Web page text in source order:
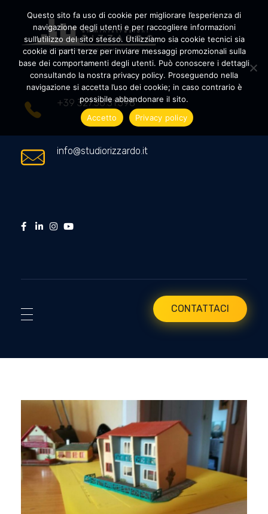
Amministrazioni Rizzardo
+39 327.36.31.598
info@studiorizzardo.it
CONTATTACI
Questo sito fa uso di cookie per migliorare l’esperienza di
navigazione degli utenti e per raccogliere informazioni
sull’utilizzo del sito stesso. Utilizziamo sia cookie tecnici sia
cookie di parti terze per inviare messaggi promozionali sulla
base dei comportamenti degli utenti. Può conoscere i dettagli
consultando la nostra privacy policy. Proseguendo nella
navigazione si accetta l’uso dei cookie; in caso contrario è
possibile abbandonare il sito.
Accetto
Privacy policy